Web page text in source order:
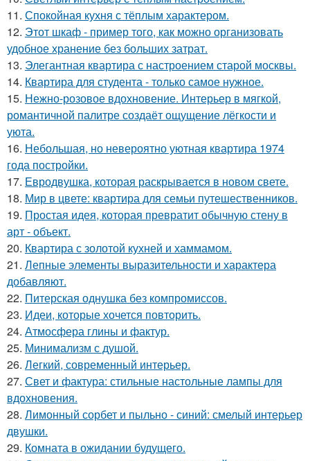
11. Спокойная кухня с тёплым характером.
12. Этот шкаф - пример того, как можно организовать
удобное хранение без больших затрат.
13. Элегантная квартира с настроением старой москвы.
14. Квартира для студента - только самое нужное.
15. Нежно-розовое вдохновение. Интерьер в мягкой,
романтичной палитре создаёт ощущение лёгкости и
уюта.
16. Небольшая, но невероятно уютная квартира 1974
года постройки.
17. Евродвушка, которая раскрывается в новом свете.
18. Мир в цвете: квартира для семьи путешественников.
19. Простая идея, которая превратит обычную стену в
арт - объект.
20. Квартира с золотой кухней и хаммамом.
21. Лепные элементы выразительности и характера
добавляют.
22. Питерская однушка без компромиссов.
23. Идеи, которые хочется повторить.
24. Атмосфера глины и фактур.
25. Минимализм с душой.
26. Легкий, современный интерьер.
27. Свет и фактура: стильные настольные лампы для
вдохновения.
28. Лимонный сорбет и пыльно - синий: смелый интерьер
двушки.
29. Комната в ожидании будущего.